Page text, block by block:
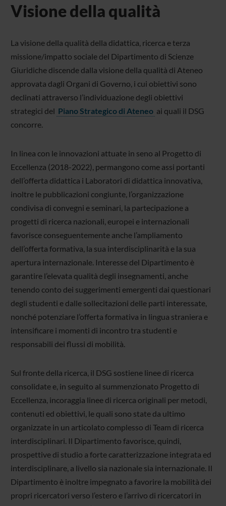
Visione della qualità
La visione della qualità della didattica, ricerca e terza
missione/impatto sociale del Dipartimento di Scienze
Giuridiche discende dalla visione della qualità di Ateneo
approvata dagli Organi di Governo, i cui obiettivi sono
declinati attraverso l’individuazione degli obiettivi
strategici del Piano Strategico di Ateneo ai quali il DSG
concorre.
In linea con le innovazioni attuate in seno al Progetto di
Eccellenza (2018-2022), permangono come assi portanti
dell’offerta didattica i Laboratori di didattica innovativa,
inoltre le pubblicazioni congiunte, l’organizzazione
condivisa di convegni e seminari, la partecipazione a
progetti di ricerca nazionali, europei e internazionali
favorisce conseguentemente anche l’ampliamento
dell’offerta formativa, la sua interdisciplinarità e la sua
apertura internazionale. Interesse del Dipartimento è
garantire l’elevata qualità degli insegnamenti, anche
tenendo conto dei suggerimenti emergenti dai questionari
degli studenti e dalle sollecitazioni delle parti interessate,
nonché potenziare l’offerta formativa in lingua straniera e
intensificare i momenti di incontro tra studenti e
responsabili dei flussi di mobilità.
Sul fronte della ricerca, il DSG sostiene linee di ricerca
consolidate e, in seguito al summenzionato Progetto di
Eccellenza, incoraggia linee di ricerca originali per metodi,
contenuti ed obiettivi, le quali sono state da ultimo
organizzate in un articolato complesso di Team di ricerca
interdisciplinari. Il Dipartimento favorisce, quindi,
prospettive di studio a forte caratterizzazione integrata ed
interdisciplinare, a livello sia nazionale sia internazionale. Il
Dipartimento è inoltre impegnato a favorire la mobilità dei
propri ricercatori verso l’estero e l’arrivo di ricercatori in